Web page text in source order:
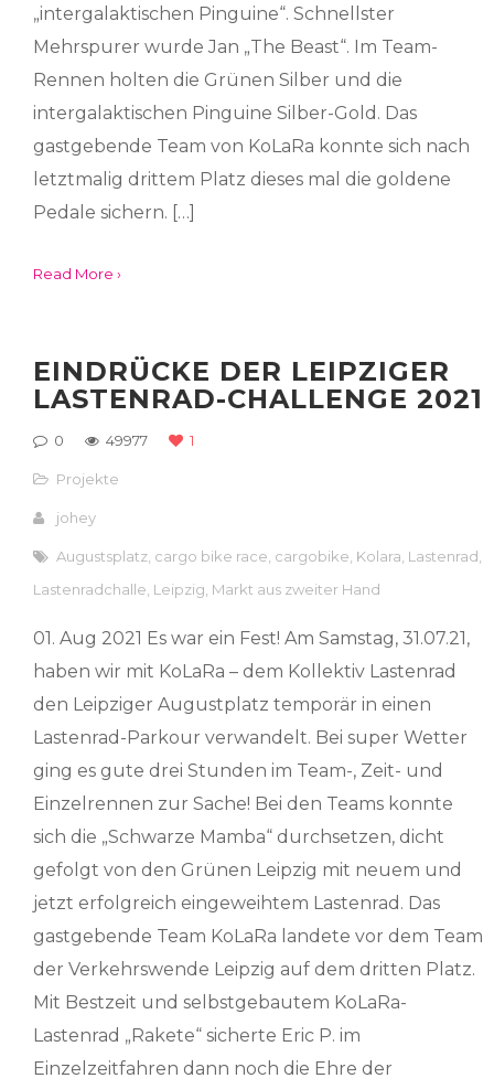
„intergalaktischen Pinguine“. Schnellster
Mehrspurer wurde Jan „The Beast“. Im Team-
Rennen holten die Grünen Silber und die
intergalaktischen Pinguine Silber-Gold. Das
gastgebende Team von KoLaRa konnte sich nach
letztmalig drittem Platz dieses mal die goldene
Pedale sichern. […]
Read More ›
EINDRÜCKE DER LEIPZIGER
LASTENRAD-CHALLENGE 2021
0 49977 1
Projekte
johey
Augustsplatz cargo bike race cargobike Kolara Lastenrad
Lastenradchalle Leipzig Markt aus zweiter Hand
01. Aug 2021 Es war ein Fest! Am Samstag, 31.07.21,
haben wir mit KoLaRa – dem Kollektiv Lastenrad
den Leipziger Augustplatz temporär in einen
Lastenrad-Parkour verwandelt. Bei super Wetter
ging es gute drei Stunden im Team-, Zeit- und
Einzelrennen zur Sache! Bei den Teams konnte
sich die „Schwarze Mamba“ durchsetzen, dicht
gefolgt von den Grünen Leipzig mit neuem und
jetzt erfolgreich eingeweihtem Lastenrad. Das
gastgebende Team KoLaRa landete vor dem Team
der Verkehrswende Leipzig auf dem dritten Platz.
Mit Bestzeit und selbstgebautem KoLaRa-
Lastenrad „Rakete“ sicherte Eric P. im
Einzelzeitfahren dann noch die Ehre der